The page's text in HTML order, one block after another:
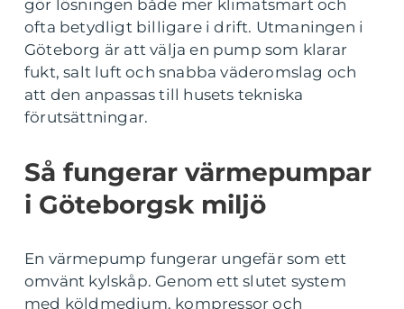
gör lösningen både mer klimatsmart och
ofta betydligt billigare i drift. Utmaningen i
Göteborg är att välja en pump som klarar
fukt, salt luft och snabba väderomslag och
att den anpassas till husets tekniska
förutsättningar.
Så fungerar värmepumpar
i Göteborgsk miljö
En värmepump fungerar ungefär som ett
omvänt kylskåp. Genom ett slutet system
med köldmedium, kompressor och